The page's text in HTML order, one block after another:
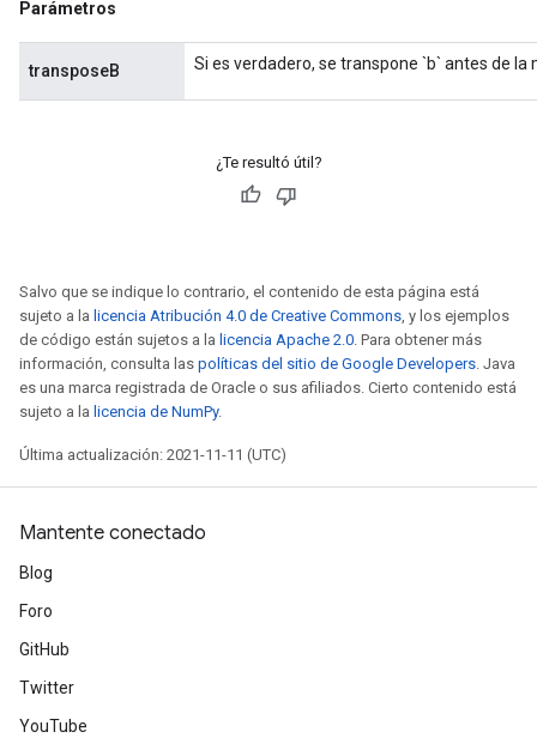
Parámetros
transposeB Si es verdadero, se transpone `b` antes de la
¿Te resultó útil?
Salvo que se indique lo contrario, el contenido de esta página está
sujeto a la licencia Atribución 4.0 de Creative Commons, y los ejemplos
de código están sujetos a la licencia Apache 2.0. Para obtener más
información, consulta las políticas del sitio de Google Developers. Java
es una marca registrada de Oracle o sus afiliados. Cierto contenido está
sujeto a la licencia de NumPy.
Última actualización: 2021-11-11 (UTC)
Mantente conectado
Blog
Foro
GitHub
Twitter
YouTube